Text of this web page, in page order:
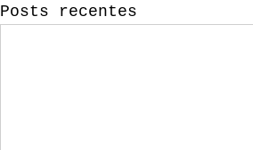
Posts recentes